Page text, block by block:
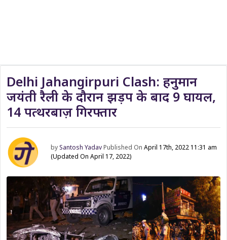
Delhi Jahangirpuri Clash: हनुमान
जयंती रैली के दौरान झड़प के बाद 9 घायल,
14 पत्थरबाज़ गिरफ्तार
by Santosh YadavPublished OnApril 17th, 2022 11:31 am
(Updated On April 17, 2022)